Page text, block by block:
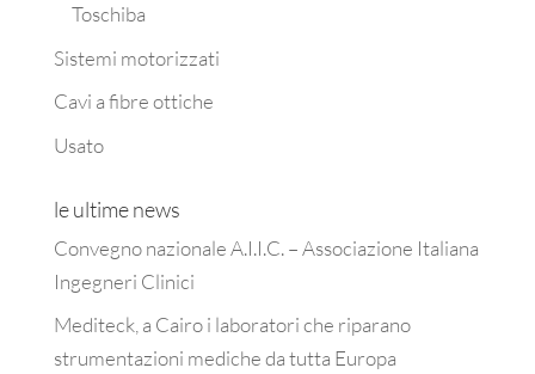
Toschiba
Sistemi motorizzati
Cavi a fibre ottiche
Usato
le ultime news
Convegno nazionale A.I.I.C. – Associazione Italiana
Ingegneri Clinici
Mediteck, a Cairo i laboratori che riparano
strumentazioni mediche da tutta Europa